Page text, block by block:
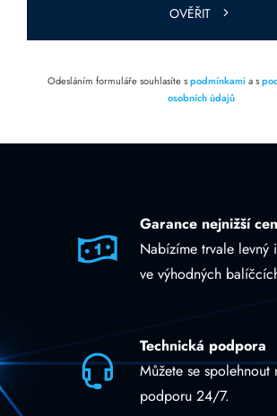
OVĚŘIT
Odesláním formuláře souhlasíte spodmínkamia s
osobních údajů
Garance nejnižší
Nabízíme trvale levný
ve výhodných
Technická podpora
Můžete se spolehnout
podporu 24/7.